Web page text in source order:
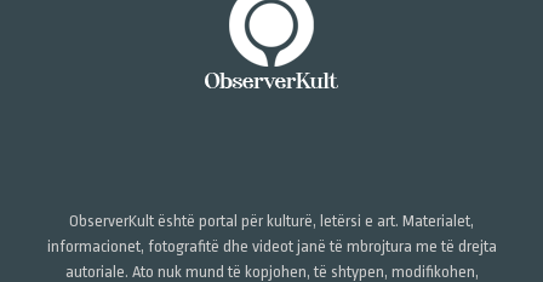
ObserverKult është portal për kulturë, letërsi e art. Materialet,
informacionet, fotografitë dhe videot janë të mbrojtura me të drejta
autoriale. Ato nuk mund të kopjohen, të shtypen, modifikohen,